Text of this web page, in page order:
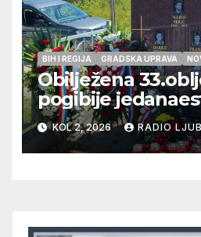
BIH I REGIJA GRADSKA UPRAVA
Obilježena
pogibije
ljubuških
KOL 2, 2026 RADIO